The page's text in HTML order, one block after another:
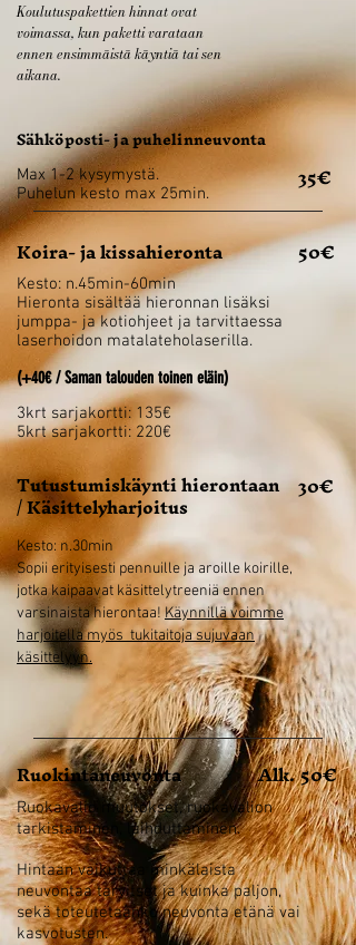
Koulutuspakettien hinnat ovat
voimassa, kun paketti varataan
ennen ensimmäistä käyntiä tai sen
aikana.
Sähköposti- ja puhelinneuvonta
35€
Max 1-2 kysymystä.
Puhelun kesto max 25min.
Koira- ja kissahieronta 50€
Kesto: n.45min-60min
Hieronta sisältää hieronnan lisäksi
jumppa- ja kotiohjeet ja tarvittaessa
laserhoidon matalateholaserilla.
(+40€ / Saman talouden toinen eläin)
3krt sarjakortti: 135€
5krt sarjakortti: 220€
Tutustumiskäynti hierontaan
/ Käsittelyharjoitus
30€
Kesto: n.30min
Sopii erityisesti pennuille ja aroille koirille,
jotka kaipaavat käsittelytreeniä ennen
varsinaista hierontaa!Käynnillä voimme
harjoitella myös tukitaitoja sujuvaan
käsittelyyn.
Ruokintaneuvonta Alk. 50€
Ruokavalio muutokset, ruokavalion
tarkistaminen, laihduttaminen.
Hintaan vaikuttaa minkälaista
neuvontaa tarvitset ja kuinka paljon,
sekä toteutetaanko neuvonta etänä vai
kasvotusten.